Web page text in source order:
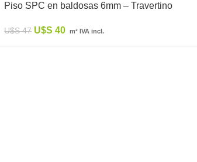
Piso SPC en baldosas 6mm – Travertino
U$S47 U$S 40 m² IVA incl.